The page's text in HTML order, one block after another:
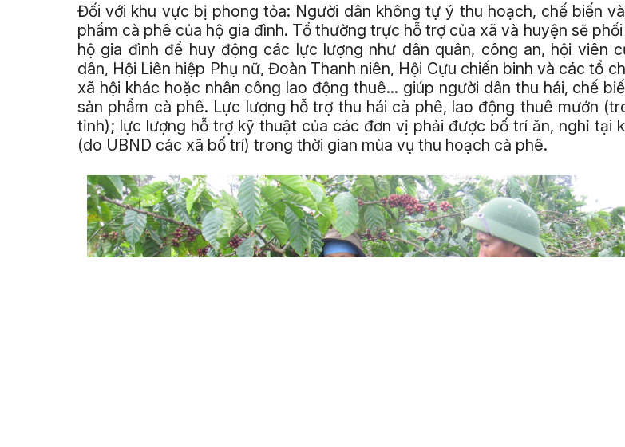
Đối với khu vực bị phong tỏa: Người dân không tự ý thu hoạch, chế biến
phẩm cà phê của hộ gia đình. Tổ thường trực hỗ trợ của xã và huyện sẽ
hộ gia đình để huy động các lực lượng như dân quân, công an, hội viên
dân, Hội Liên hiệp Phụ nữ, Đoàn Thanh niên, Hội Cựu chiến binh và các tổ
xã hội khác hoặc nhân công lao động thuê... giúp người dân thu hái, chế
sản phẩm cà phê. Lực lượng hỗ trợ thu hái cà phê, lao động thuê mướn
tỉnh); lực lượng hỗ trợ kỹ thuật của các đơn vị phải được bố trí ăn, nghỉ tại
(do UBND các xã bố trí) trong thời gian mùa vụ thu hoạch cà phê.